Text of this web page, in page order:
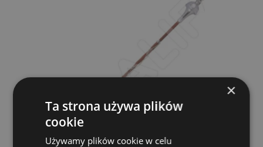
×
Ta strona używa plików
cookie
Używamy plików cookie w celu